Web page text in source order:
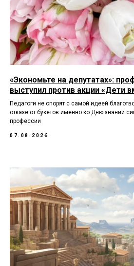
«Экономьте на депутатах»:
выступил против акции «Дети
Педагоги не спорят с самой идеей
отказе от букетов именно ко Дню знаний
профессии
07.08.2026